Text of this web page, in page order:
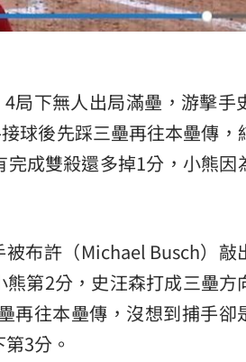
4局下無人出局滿壘，游擊手
球後先踩三壘再往本壘傳，
成雙殺還多掉1分，小熊因
布許（Michael Busch）敲
第2分，史汪森打成三壘方
再往本壘傳，沒想到捕手卻
3分。